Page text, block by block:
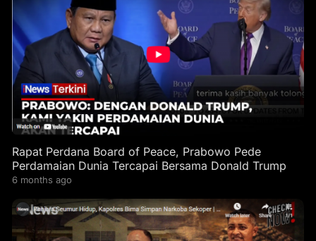
Rapat Perdana Board of Peace, Prabowo Pede
Perdamaian Dunia Tercapai Bersama Donald Trump
6 months ago